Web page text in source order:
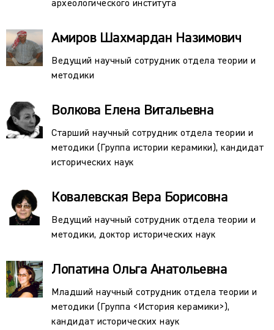
археологического института
Амиров Шахмардан Назимович
Ведущий научный сотрудник отдела теории и
методики
Волкова Елена Витальевна
Старший научный сотрудник отдела теории и
методики (Группа истории керамики), кандидат
исторических наук
Ковалевская Вера Борисовна
Ведущий научный сотрудник отдела теории и
методики, доктор исторических наук
Лопатина Ольга Анатольевна
Младший научный сотрудник отдела теории и
методики (Группа <История керамики>),
кандидат исторических наук